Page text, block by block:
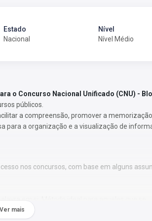
Estado
Nacional
Nível
Nível Médio
o Concurso Nacional Unificado (CNU) -
públicos.
a compreensão, promover a
para a organização e a visualização de
nos concursos, com base em alguns
mais